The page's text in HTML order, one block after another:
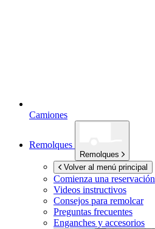
Camiones
Remolques
Remolques
Volver al menú principal
Comienza una reservación
Videos instructivos
Consejos para remolcar
Preguntas frecuentes
Enganches y accesorios